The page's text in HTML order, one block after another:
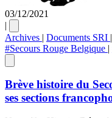
03/12/2021
|
Archives | Documents SRI |
#Secours Rouge Belgique |
Brève histoire du
ses sections